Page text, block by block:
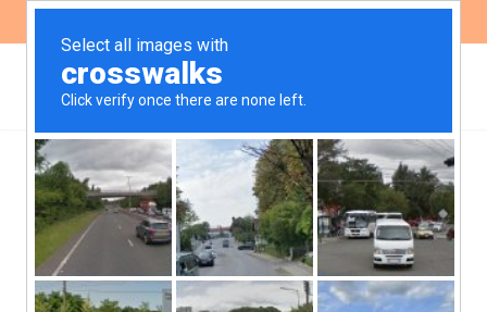
Explosiones en la
Reserva Natural de
Defensa La Calera: un